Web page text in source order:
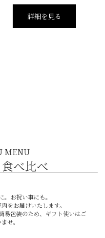
詳細を見る
MENU
べ比べ
。お祝い事にも。
をお届けいたします。
易包装のため、ギフト使いはご
せ。